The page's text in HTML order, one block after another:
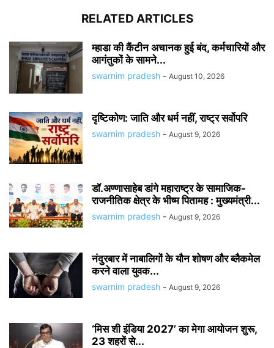
RELATED ARTICLES
म्हाडा की कैंटीन अचानक हुई बंद, कर्मचारियों और
आगंतुकों के सामने...
swarnim pradesh - August 10, 2026
दृष्टिकोण: जाति और धर्म नहीं, राष्ट्र सर्वोपरि
swarnim pradesh - August 9, 2026
डॉ.अण्णासाहेब डांगे महाराष्ट्र के सामाजिक-
राजनीतिक क्षेत्र के भीष्म पितामह : मुख्यमंत्री...
swarnim pradesh - August 9, 2026
नंदुरबार में नाबालिगों के यौन शोषण और ब्लैकमेल
करने वाला युवक...
swarnim pradesh - August 9, 2026
‘मिस शी इंडिया 2027’ का मेगा आयोजन शुरू,
23 शहरों से...